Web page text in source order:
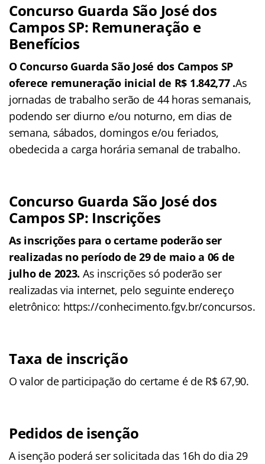
Concurso Guarda São José dos
Campos SP: Remuneração e
Benefícios
O Concurso Guarda São José dos Campos SP
oferece remuneração inicial de R$ 1.842,77 .As
jornadas de trabalho serão de 44 horas semanais,
podendo ser diurno e/ou noturno, em dias de
semana, sábados, domingos e/ou feriados,
obedecida a carga horária semanal de trabalho.
Concurso Guarda São José dos
Campos SP: Inscrições
As inscrições para o certame poderão ser
realizadas no período de 29 de maio a 06 de
julho de 2023. As inscrições só poderão ser
realizadas via internet, pelo seguinte endereço
eletrônico: https://conhecimento.fgv.br/concursos.
Taxa de inscrição
O valor de participação do certame é de R$ 67,90.
Pedidos de isenção
A isenção poderá ser solicitada das 16h do dia 29